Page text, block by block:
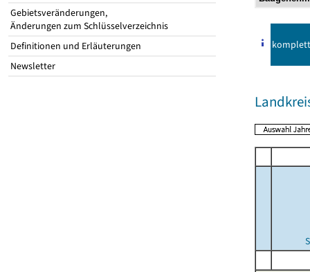
Gebietsveränderungen,
Änderungen zum Schlüsselverzeichnis
Definitionen und Erläuterungen
Newsletter
komplett